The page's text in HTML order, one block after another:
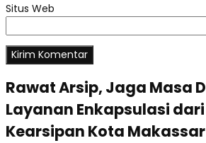
Situs Web
Rawat Arsip, Jaga Masa
Layanan Enkapsulasi
Kearsipan Kota Makassar